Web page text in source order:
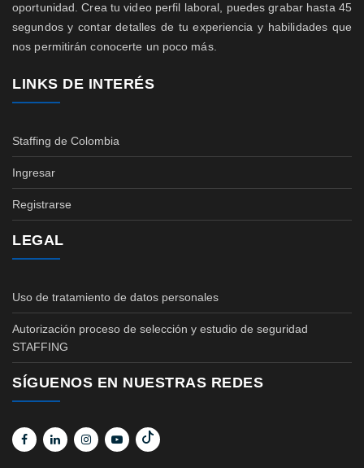
oportunidad. Crea tu video perfil laboral, puedes grabar hasta 45
segundos y contar detalles de tu experiencia y habilidades que
nos permitirán conocerte un poco más.
LINKS DE INTERÉS
Staffing de Colombia
Ingresar
Registrarse
LEGAL
Uso de tratamiento de datos personales
Autorización proceso de selección y estudio de seguridad
STAFFING
SÍGUENOS EN NUESTRAS REDES